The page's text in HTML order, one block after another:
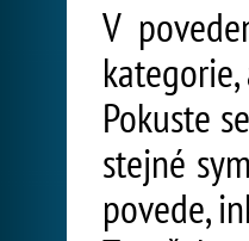
V
Pokuste
stejné
povede,